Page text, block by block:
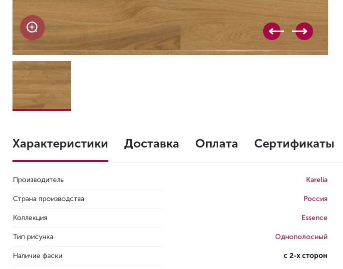
Характеристики Доставка Оплата Сертификаты
Производитель Karelia
Страна производства Россия
Коллекция Essence
Тип рисунка Однополосный
Наличие фаски с 2-х сторон